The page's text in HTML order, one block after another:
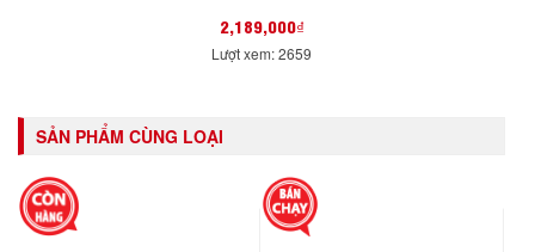
2,189,000₫
Lượt xem: 2659
SẢN PHẨM CÙNG LOẠI